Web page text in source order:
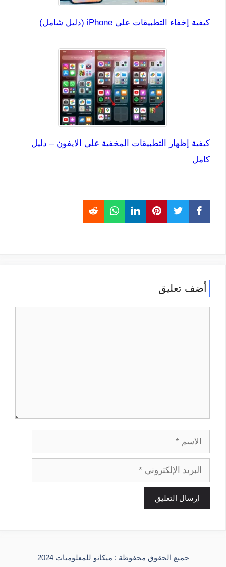
كيفية إخفاء التطبيقات على iPhone (دليل شامل)
كيفية إظهار التطبيقات المخفية على الايفون – دليل
كامل
أضف تعليق
الاسم
البريد
الإلكتروني
جميع الحقوق محفوظة : ميكانو للمعلوميات 2024